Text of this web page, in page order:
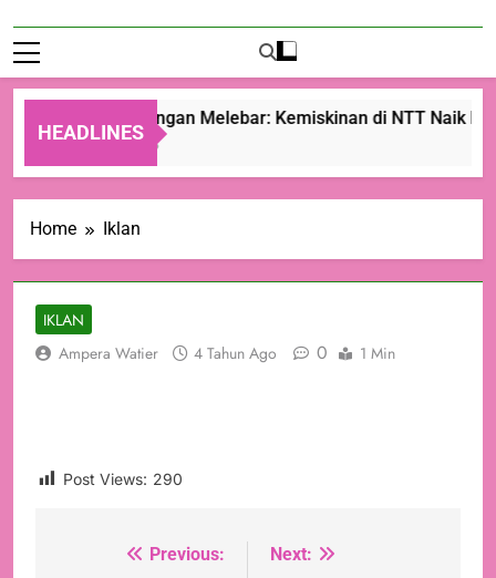
HEADLINES
Ketimpangan Melebar: Kemiskinan di NTT Naik
22 Jam Ago
Home Iklan
IKLAN
Ampera Watier
4 Tahun Ago 0 1 Min
Post Views: 290
NavigasiPrevious:
Next: